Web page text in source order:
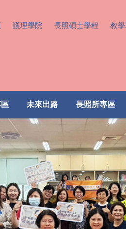
護理學院 長照碩士學程 教
未來出路 長照所專區